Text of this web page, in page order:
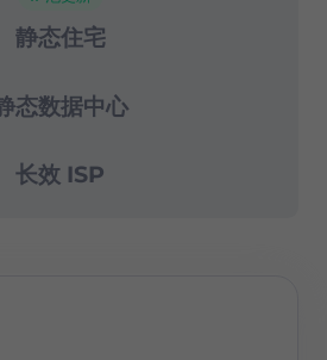
静态住宅
态数据中心
长效 ISP